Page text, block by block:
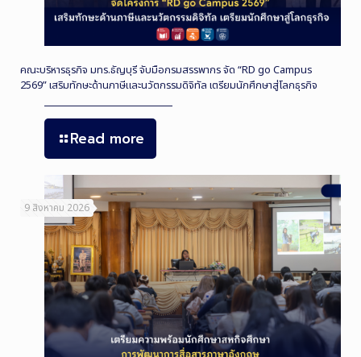
คณะบริหารธุรกิจ มทร.ธัญบุรี จับมือกรมสรรพากร จัด “RD go Campus
2569” เสริมทักษะด้านภาษีและนวัตกรรมดิจิทัล เตรียมนักศึกษาสู่โลกธุรกิจ
Read more
9 สิงหาคม 2026